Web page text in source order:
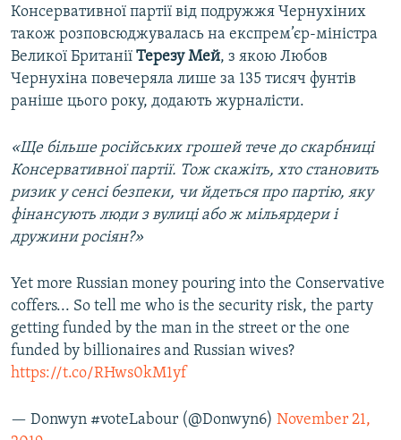
Консервативної партії від подружжя Чернухіних
також розповсюджувалась на експрем’єр-міністра
Великої Британії Терезу Мей, з якою Любов
Чернухіна повечеряла лише за 135 тисяч фунтів
раніше цього року, додають журналісти.
«Ще більше російських грошей тече до скарбниці
Консервативної партії. Тож скажіть, хто становить
ризик у сенсі безпеки, чи йдеться про партію, яку
фінансують люди з вулиці або ж мільярдери і
дружини росіян?»
Yet more Russian money pouring into the Conservative
coffers... So tell me who is the security risk, the party
getting funded by the man in the street or the one
funded by billionaires and Russian wives?
https://t.co/RHws0kM1yf
— Donwyn #voteLabour (@Donwyn6) November 21,